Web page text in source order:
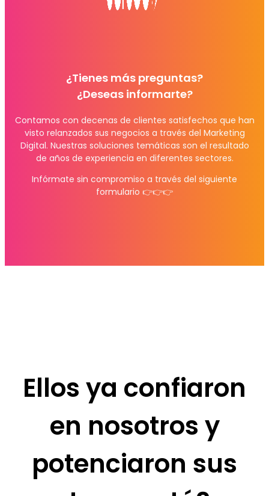
¿Tienes más preguntas?
¿Deseas informarte?
Contamos con decenas de clientes satisfechos que han
visto relanzados sus negocios a través del Marketing
Digital. Nuestras soluciones temáticas son el resultado
de años de experiencia en diferentes sectores.
Infórmate sin compromiso a través del siguiente
formulario 👉👉👉
Ellos ya confiaron
en nosotros y
potenciaron sus